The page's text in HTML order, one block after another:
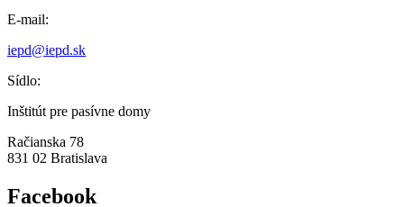
E-mail:
iepd@iepd.sk
Sídlo:
Inštitút pre pasívne domy
Račianska 78
831 02 Bratislava
Facebook